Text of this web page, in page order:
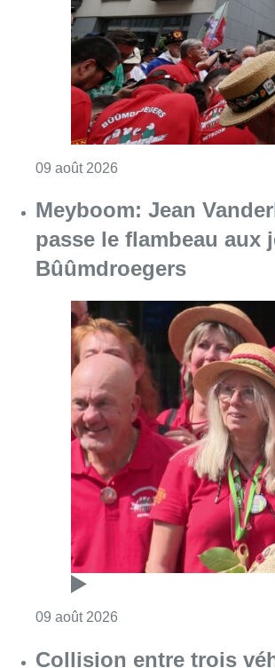
09 août 2026
Meyboom: Jean
passe le flambeau aux
Bûûmdroegers
09 août 2026
Collision entre trois